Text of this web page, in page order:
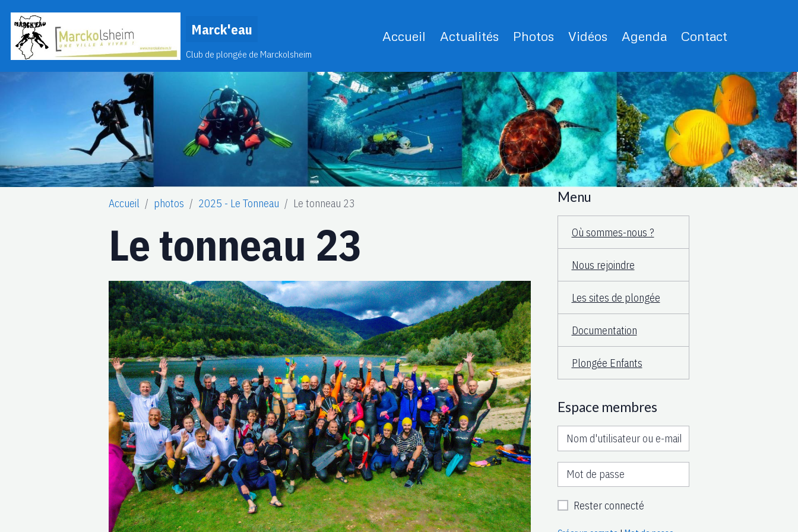
Marck'eau
Club de plongée de Marckolsheim
Accueil Actualités Photos Vidéos Agenda Contact
Accueil photos 2025 - Le Tonneau Le tonneau 23
Le tonneau 23
Menu
Où sommes-nous ?
Nous rejoindre
Les sites de plongée
Documentation
Plongée Enfants
Espace membres
Rester connecté